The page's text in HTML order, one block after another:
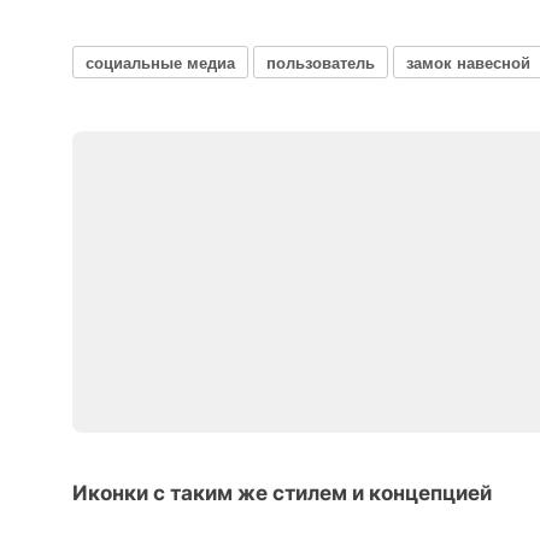
социальные медиа пользователь замок навесной
Иконки с таким же стилем и концепцией